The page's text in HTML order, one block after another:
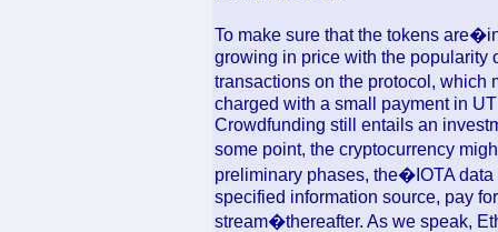
To make sure that the tokens
growing in price with the popularity
transactions on the protocol,
charged with a small payment in
Crowdfunding still entails an
some point, the cryptocurrency
preliminary phases, the�IOTA
specified information source, pay
stream�thereafter. As we speak,